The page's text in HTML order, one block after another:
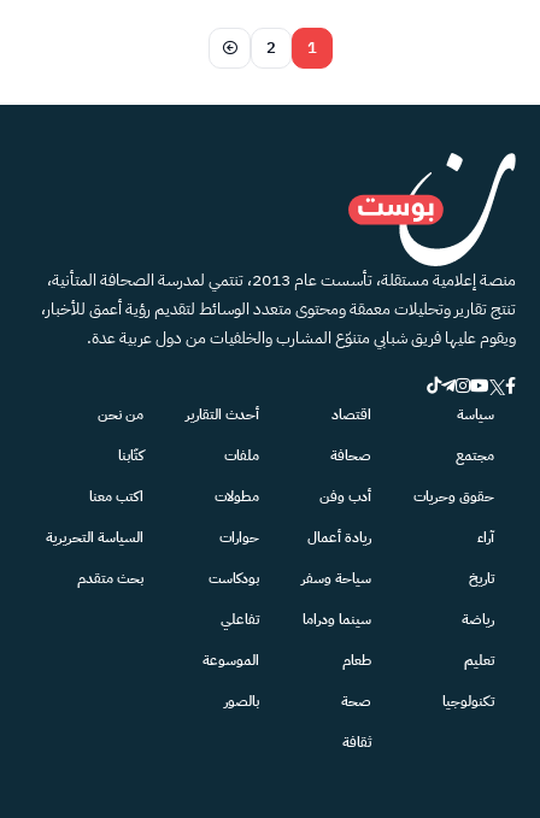
1
2
منصة إعلامية مستقلة، تأسست عام 2013، تنتمي لمدرسة الصحافة المتأنية،
تنتج تقارير وتحليلات معمقة ومحتوى متعدد الوسائط لتقديم رؤية أعمق للأخبار،
ويقوم عليها فريق شبابي متنوّع المشارب والخلفيات من دول عربية عدة.
سياسة
مجتمع
حقوق وحريات
آراء
تاريخ
رياضة
تعليم
تكنولوجيا
اقتصاد
صحافة
أدب وفن
ريادة أعمال
سياحة وسفر
سينما ودراما
طعام
صحة
ثقافة
أحدث التقارير
ملفات
مطولات
حوارات
بودكاست
تفاعلي
الموسوعة
بالصور
من نحن
كتّابنا
اكتب معنا
السياسة التحريرية
بحث متقدم